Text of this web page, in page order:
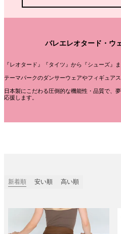
バレエレオタード・ウ
『レオタード』『タイツ』から『シューズ』
テーマパークのダンサーウェアやフィギュア
日本製にこだわる圧倒的な機能性・品質で、
応援します。
新着順 安い順 高い順